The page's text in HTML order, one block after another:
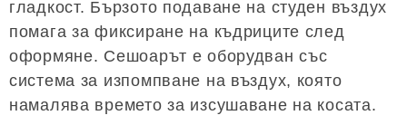
гладкост. Бързото подаване на студен въздух
помага за фиксиране на къдриците след
оформяне. Сешоарът е оборудван със
система за изпомпване на въздух, която
намалява времето за изсушаване на косата.